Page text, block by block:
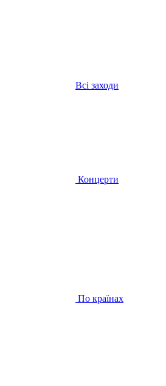
Всі заходи
Концерти
По країнах